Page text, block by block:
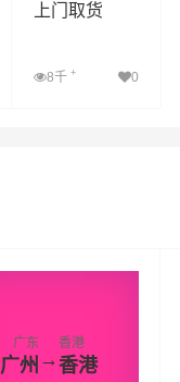
上门取货
8千 + 0
广东
广州 →
香港
香港